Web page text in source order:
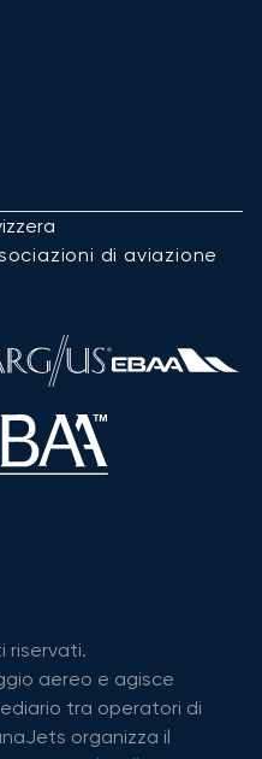
di aviazione
riservati.
aereo e agisce
tra operatori di
organizza il